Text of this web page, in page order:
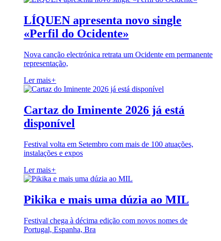
LÍQUEN apresenta novo single
«Perfil do Ocidente»
Nova canção electrónica retrata um Ocidente em permanente
representação,
Ler mais+
Cartaz do Iminente 2026 já está
disponível
Festival volta em Setembro com mais de 100 atuações,
instalações e expos
Ler mais+
Pikika e mais uma dúzia ao MIL
Festival chega à décima edição com novos nomes de
Portugal, Espanha, Bra